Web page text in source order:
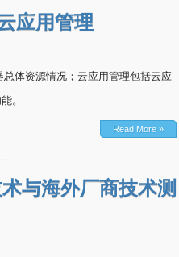
应用管理
总体资源情况；云应用管理包括云应
。
Read More »
与海外厂商技术测